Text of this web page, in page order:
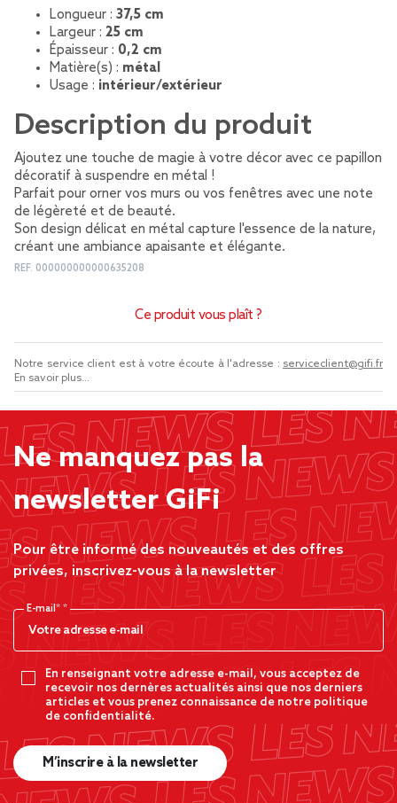
Longueur : 37,5 cm
Largeur : 25 cm
Épaisseur : 0,2 cm
Matière(s) : métal
Usage : intérieur/extérieur
Description du produit
Ajoutez une touche de magie à votre décor avec ce papillon
décoratif à suspendre en métal !
Parfait pour orner vos murs ou vos fenêtres avec une note
de légèreté et de beauté.
Son design délicat en métal capture l'essence de la nature,
créant une ambiance apaisante et élégante.
REF. 000000000000635208
Ce produit vous plaît ?
Notre service client est à votre écoute à l'adresse : serviceclient@gifi.fr
En savoir plus...
Ne manquez pas la
newsletter GiFi
Pour être informé des nouveautés et des offres
privées, inscrivez-vous à la newsletter
E-mail*
En renseignant votre adresse e-mail, vous acceptez de
recevoir nos dernères actualités ainsi que nos derniers
articles et vous prenez connaissance de notre politique
de confidentialité.
M’inscrire à la newsletter